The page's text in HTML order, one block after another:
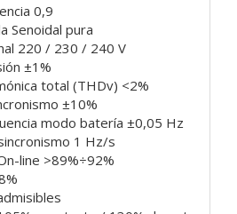
0,9
Senoidal pura
220 / 230 / 240 V
±1%
total (THDv) <2%
±10%
modo batería ±0,05 Hz
1 Hz/s
line >89%÷92%